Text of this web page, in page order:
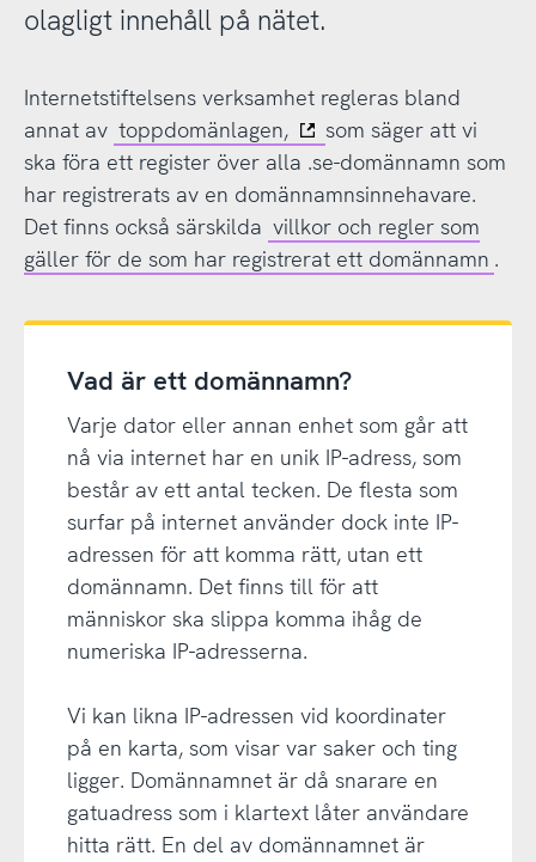
olagligt innehåll på nätet.
Internetstiftelsens verksamhet regleras bland
annat av toppdomänlagen,
som säger att vi
ska föra ett register över alla .se-domännamn som
har registrerats av en domännamnsinnehavare.
Det finns också särskilda villkor och regler som
gäller för de som har registrerat ett domännamn .
Vad är ett domännamn?
Varje dator eller annan enhet som går att
nå via internet har en unik IP-adress, som
består av ett antal tecken. De flesta som
surfar på internet använder dock inte IP-
adressen för att komma rätt, utan ett
domännamn. Det finns till för att
människor ska slippa komma ihåg de
numeriska IP-adresserna.
Vi kan likna IP-adressen vid koordinater
på en karta, som visar var saker och ting
ligger. Domännamnet är då snarare en
gatuadress som i klartext låter användare
hitta rätt. En del av domännamnet är